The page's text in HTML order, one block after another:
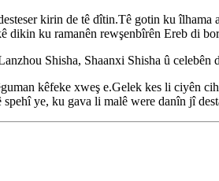
kirin de tê dîtin.Tê gotin ku
ku ramanên rewşenbîrên Ereb di
Shisha, Shaanxi Shisha û
kêfeke xweş e.Gelek kes li
ye, ku gava li malê were danîn jî